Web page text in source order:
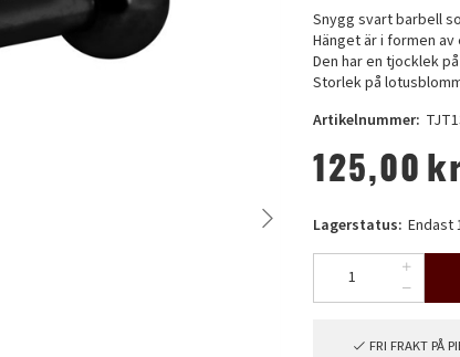
Snygg svart barbell
Hänget är i formen
Den har en tjocklek
Storlek på
Artikelnummer:
125,00
Lagerstatus: Endast
FRI FRAKT PÅ